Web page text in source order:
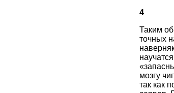
4
Таким
точных
мозгу
так как